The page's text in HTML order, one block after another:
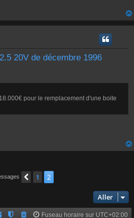
20V de décembre 1996
pour le remplacement d'une boite
Précédent
1 2
Aller
Fuseau horaire sur UTC+02:00